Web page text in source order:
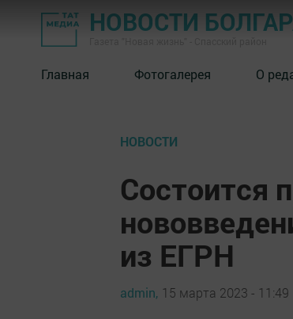
НОВОСТИ
Главная Фотогалерея О
НОВОСТИ
Состоится
из ЕГРН
admin, 15 марта 2023 - 11:49